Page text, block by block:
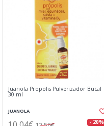
Juanola Propolis Pulverizador Bucal
30 ml
JUANOLA
- 20%